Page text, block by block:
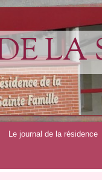
Le journal de la résidence